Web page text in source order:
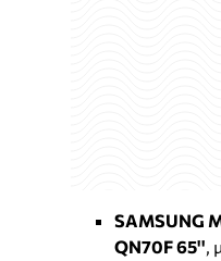
SAMSUNG
QN70F 65'',